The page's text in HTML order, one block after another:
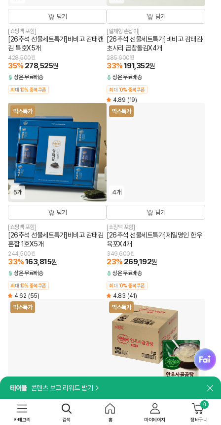
담기
[쇼핑백 포함]
[26추석 선물세트특가]비비고 감태캔
김 특호X5개
428,500원
35% 278,525원
상온무료배송
최대 10% 중복쿠폰
담기
[일체형 손잡이]
[26추석 선물세트특가]비비고 감태김·
초사리 곱창돌김X4개
285,600원
33%191,352원
상온무료배송
최대 10% 중복쿠폰
4.89 (19)
박스특가
5개
담기
[쇼핑백 포함]
[26추석 선물세트특가]비비고 감태김
혼합 1호X5개
244,500원
33%163,815원
상온무료배송
최대 10% 중복쿠폰
4.62 (55)
박스특가
4개
담기
[쇼핑백 포함]
[26추석 선물세트특가]제일명인 한우
육포X4개
349,600원
23% 269,192원
상온무료배송
최대 10% 중복쿠폰
4.83 (41)
박스특가
18개
담기
박스특가
담기
테이블 콘텐츠 보고 리워드 받기
fai
카테고리 검색 홈 마이페이지 장바구니
0